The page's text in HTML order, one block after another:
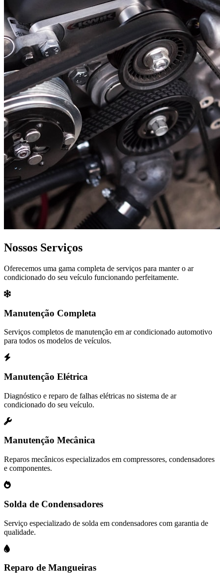
Nossos Serviços
Oferecemos uma gama completa de serviços para manter o ar
condicionado do seu veículo funcionando perfeitamente.
Manutenção Completa
Serviços completos de manutenção em ar condicionado automotivo
para todos os modelos de veículos.
Manutenção Elétrica
Diagnóstico e reparo de falhas elétricas no sistema de ar
condicionado do seu veículo.
Manutenção Mecânica
Reparos mecânicos especializados em compressores, condensadores
e componentes.
Solda de Condensadores
Serviço especializado de solda em condensadores com garantia de
qualidade.
Reparo de Mangueiras